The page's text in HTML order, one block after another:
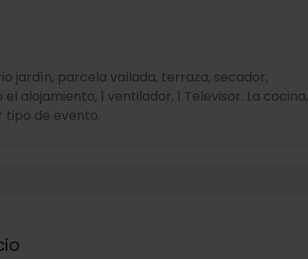
jardín, parcela vallada, terraza, secador,
1 ventilador, 1 Televisor. La cocina,
tipo de evento.